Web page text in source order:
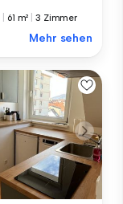
61 m² |3 Zimmer
Mehr sehen